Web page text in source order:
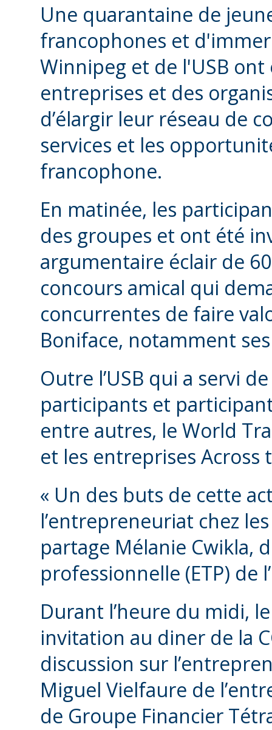
Une quarantaine de
francophones et
Winnipeg et de l'USB
entreprises et des
d’élargir leur réseau de
services et les
francophone.
En matinée, les
des groupes et ont été
argumentaire éclair de
concours amical qui
concurrentes de faire
Boniface, notamment
Outre l’USB qui a servi
participants et
entre autres, le World
et les entreprises
« Un des buts de cette
l’entrepreneuriat chez
partage Mélanie Cwikla,
professionnelle (ETP) de
Durant l’heure du midi,
invitation au diner de la
discussion sur
Miguel Vielfaure de
de Groupe Financier